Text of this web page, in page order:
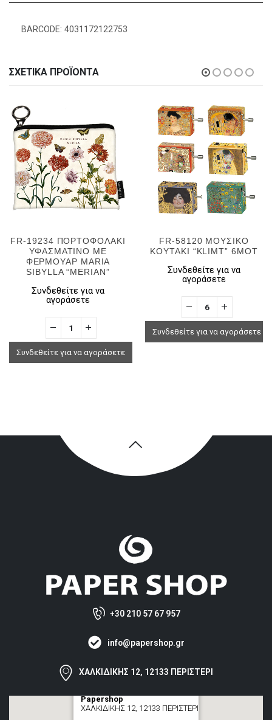
BARCODE: 4031172122753
ΣΧΕΤΙΚΆ ΠΡΟΪΌΝΤΑ
FR-19234 ΠΟΡΤΟΦΟΛΑΚΙ
ΥΦΑΣΜΑΤΙΝΟ ΜΕ
ΦΕΡΜΟΥΑΡ MARIA
SIBYLLA “MERIAN”
Συνδεθείτε για να
αγοράσετε
Συνδεθείτε για να αγοράσετε
FR-58120 ΜΟΥΣΙΚΟ
ΚΟΥΤΑΚΙ “KLIMT” 6MOT
Συνδεθείτε για να
αγοράσετε
Συνδεθείτε για να αγοράσετε
+30 210 57 67 957
info@papershop.gr
ΧΑΛΚΙΔΙΚΗΣ 12, 12133 ΠΕΡΙΣΤΕΡΙ
Papershop
ΧΑΛΚΙΔΙΚΗΣ 12, 12133 ΠΕΡΙΣΤΕΡΙ